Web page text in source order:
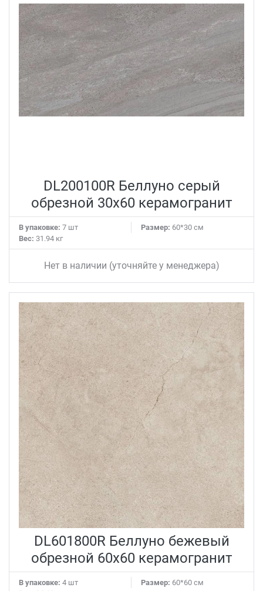
DL200100R Беллуно серый
обрезной 30x60 керамогранит
В упаковке: 7 шт Размер: 60*30 см
Вес: 31.94 кг
Нет в наличии (уточняйте у менеджера)
DL601800R Беллуно бежевый
обрезной 60x60 керамогранит
В упаковке: 4 шт Размер: 60*60 см